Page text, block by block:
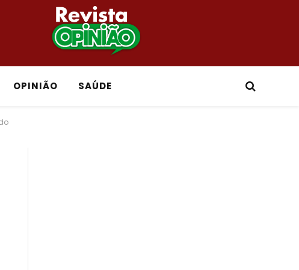
OPINIÃO SAÚDE